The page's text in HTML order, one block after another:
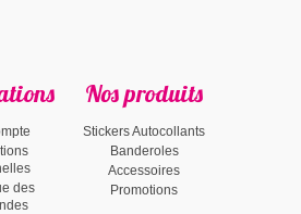
des
Nos produits
Stickers Autocollants
Banderoles
Accessoires
Promotions